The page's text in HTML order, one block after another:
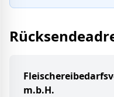
m.b.H.